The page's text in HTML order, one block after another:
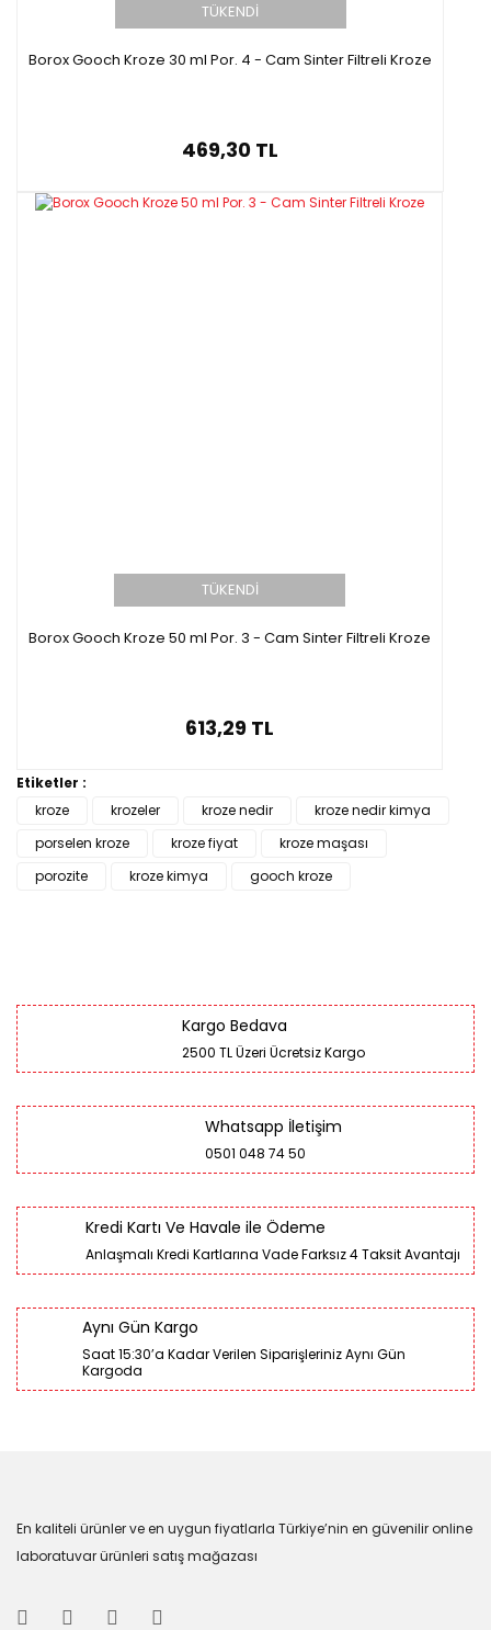
TÜKENDİ
Borox Gooch Kroze 30 ml Por. 4 - Cam Sinter Filtreli Kroze
469,30 TL
TÜKENDİ
Borox Gooch Kroze 50 ml Por. 3 - Cam Sinter Filtreli Kroze
613,29 TL
Etiketler :
kroze
krozeler kroze nedir
kroze nedir kimya
porselen kroze
kroze fiyat
kroze maşası
porozite
kroze kimya gooch kroze
Kargo Bedava
2500 TL Üzeri Ücretsiz Kargo
Whatsapp İletişim
0501 048 74 50
Kredi Kartı Ve Havale ile Ödeme
Anlaşmalı Kredi Kartlarına Vade Farksız 4 Taksit Avantajı
Aynı Gün Kargo
Saat 15:30’a Kadar Verilen Siparişleriniz Aynı Gün
Kargoda
En kaliteli ürünler ve en uygun fiyatlarla Türkiye’nin en güvenilir online
laboratuvar ürünleri satış mağazası